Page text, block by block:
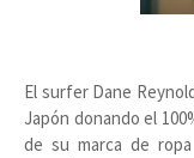
El surfer Dane
Japón donando el
de su marca de